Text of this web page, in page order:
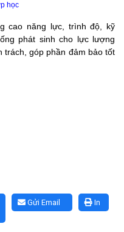
học
cao năng lực, trình độ, kỹ
phát sinh cho lực lượng
trách, góp phần đảm bảo tốt
In
Gửi Email